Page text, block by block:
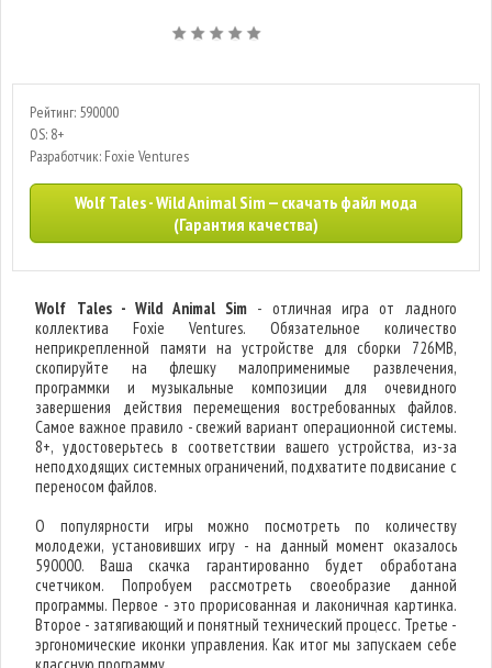
Рейтинг: 590000
OS: 8+
Разработчик: Foxie Ventures
Wolf Tales - Wild Animal Sim — скачать файл мода
(Гарантия качества)
Wolf Tales - Wild Animal Sim - отличная игра от ладного
коллектива Foxie Ventures. Обязательное количество
неприкрепленной памяти на устройстве для сборки 726MB,
скопируйте на флешку малоприменимые развлечения,
программки и музыкальные композиции для очевидного
завершения действия перемещения востребованных файлов.
Самое важное правило - свежий вариант операционной системы.
8+, удостоверьтесь в соответствии вашего устройства, из-за
неподходящих системных ограничений, подхватите подвисание с
переносом файлов.
О популярности игры можно посмотреть по количеству
молодежи, установивших игру - на данный момент оказалось
590000. Ваша скачка гарантированно будет обработана
счетчиком. Попробуем рассмотреть своеобразие данной
программы. Первое - это прорисованная и лаконичная картинка.
Второе - затягивающий и понятный технический процесс. Третье -
эргономические иконки управления. Как итог мы запускаем себе